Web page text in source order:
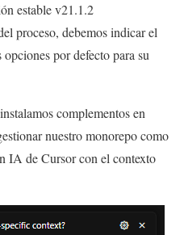
estable v21.1.2
proceso, debemos indicar el
opciones por defecto para su
complementos en
nuestro monorepo como
IA de Cursor con el contexto